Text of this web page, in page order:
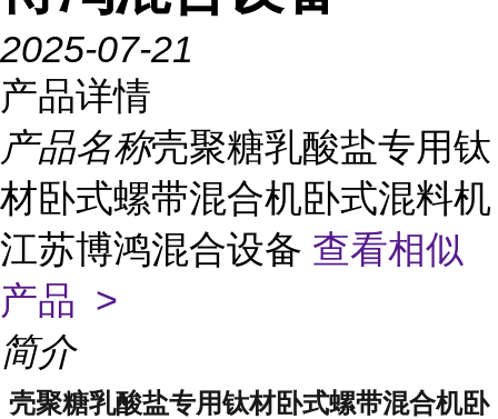
2025-07-21
产品详情
产品名称壳聚糖乳酸盐专用钛
材卧式螺带混合机卧式混料机
江苏博鸿混合设备 查看相似
产品 >
简介
壳聚糖乳酸盐专用钛材卧式螺带混合机卧